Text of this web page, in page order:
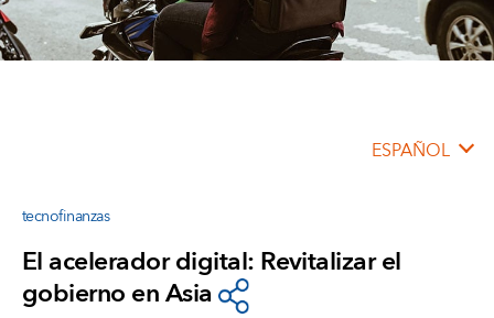
ESPAÑOL
tecnofinanzas
El acelerador digital: Revitalizar el
gobierno en Asia